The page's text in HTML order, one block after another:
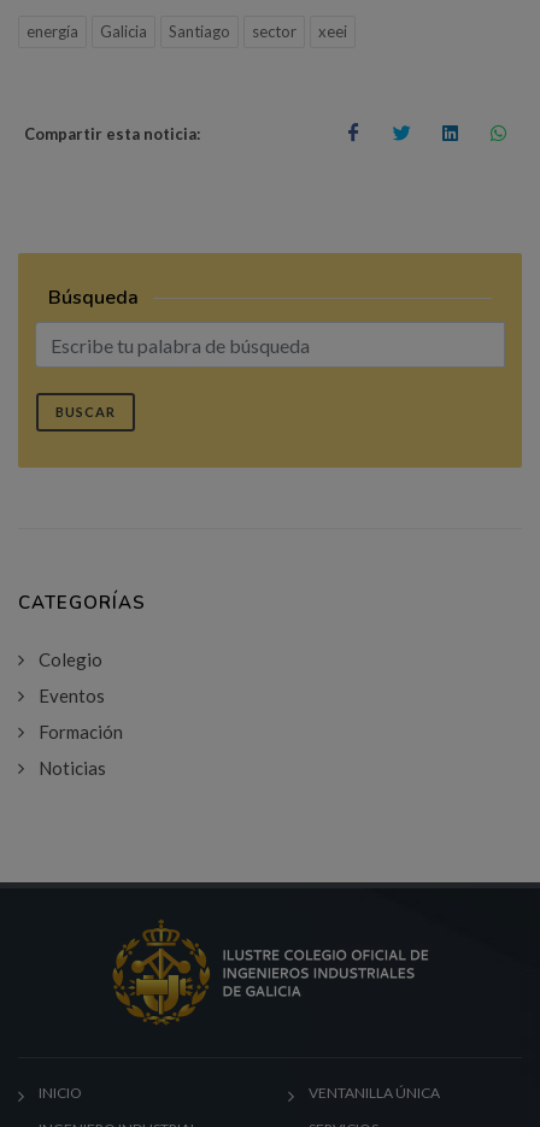
energía Galicia Santiago sector xeei
Compartir esta noticia:
Búsqueda
BUSCAR
CATEGORÍAS
Colegio
Eventos
Formación
Noticias
INICIO
VENTANILLA ÚNICA